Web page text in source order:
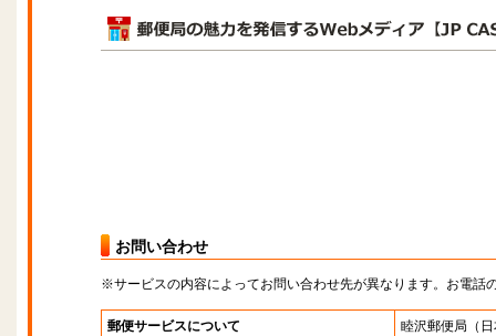
お問い合わせ
※サービスの内容によってお問い合わせ先が異なります。お電話
郵便サービスについて 睦沢郵便局 （